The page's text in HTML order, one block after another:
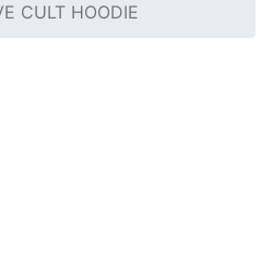
CULT HOODIE